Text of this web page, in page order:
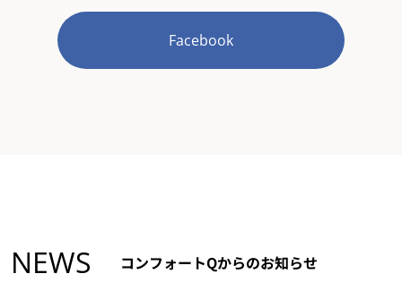
Facebook
NEWS コンフォートQからのお知らせ